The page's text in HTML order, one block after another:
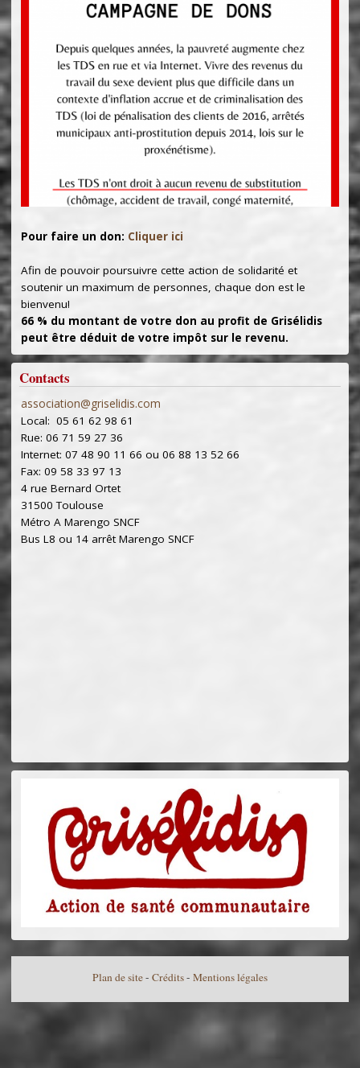
Pour faire un don: Cliquer ici
Afin de pouvoir poursuivre cette action de solidarité et
soutenir un maximum de personnes, chaque don est le
bienvenu!
66 % du montant de votre don au profit de Grisélidis
peut être déduit de votre impôt sur le revenu.
Contacts
association@griselidis.com
Local: 05 61 62 98 61
Rue: 06 71 59 27 36
Internet: 07 48 90 11 66 ou 06 88 13 52 66
Fax: 09 58 33 97 13
4 rue Bernard Ortet
31500 Toulouse
Métro A Marengo SNCF
Bus L8 ou 14 arrêt Marengo SNCF
Plan de site- Crédits- Mentions légales